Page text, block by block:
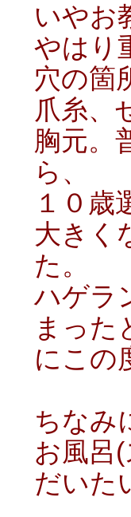
いやお
やはり
穴の箇
爪糸、
胸元。
ら、
１０歳
大きく
た。
ハゲラ
まった
にこの
ちなみ
お風呂
だいた